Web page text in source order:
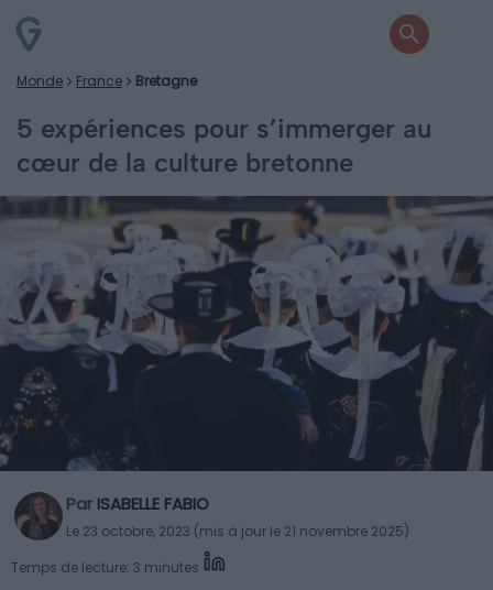
Monde France Bretagne
5 expériences pour s’immerger au
cœur de la culture bretonne
Par ISABELLE FABIO
Le 23 octobre, 2023 (mis à jour le 21 novembre 2025)
Temps de lecture: 3 minutes